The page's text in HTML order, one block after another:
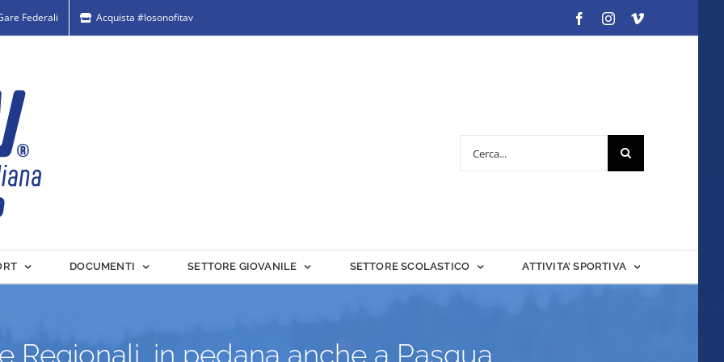
Federali Acquista #Iosonofitav FacebookInstagramVimeo
DOCUMENTI SETTORE GIOVANILE SETTORE SCOLASTICO ATTIVITA’ SPORTIVA
Regionali, in pedana anche a Pasqua